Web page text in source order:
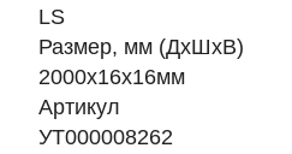
LS
Размер, мм (ДхШхВ)
2000х16х16мм
Артикул
УТ000008262